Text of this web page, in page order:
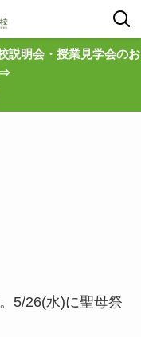
説明会・授業見学会のお
⇒
5/26(水)に聖母祭